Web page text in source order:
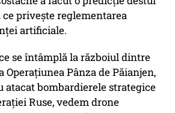
ce privește reglementarea
artificiale.
se întâmplă la războiul dintre
Operațiunea Pânza de Păianjen,
atacat bombardierele strategice
Ruse, vedem drone